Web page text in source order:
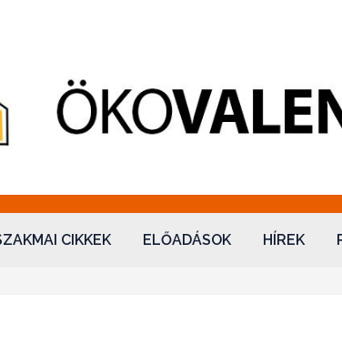
Kft.
CIKKEK ELŐADÁSOK HÍREK